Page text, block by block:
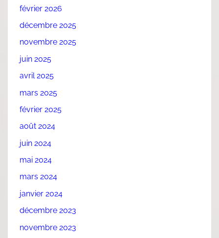
février 2026
décembre 2025
novembre 2025
juin 2025
avril 2025
mars 2025
février 2025
août 2024
juin 2024
mai 2024
mars 2024
janvier 2024
décembre 2023
novembre 2023